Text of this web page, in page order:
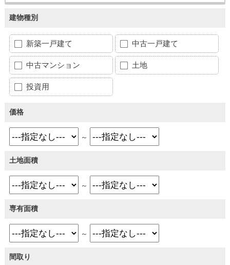
建物種別
新築一戸建て 中古一戸建て
中古マンション 土地
投資用
価格
～
土地面積
～
専有面積
～
間取り